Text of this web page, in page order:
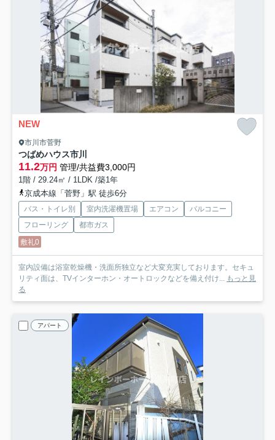
NEW
市川市菅野
つばめハウス市川
11.2万円 管理/共益費3,000円
1階 / 29.24㎡ / 1LDK /築1年
京成本線「菅野」駅 徒歩6分
バス・トイレ別 室内洗濯機置場 エアコン
バルコニー
フローリング
都市ガス
敷礼0
室内設備は浴室乾燥機・洗面所独立など大変充実しております。セキュ
リティ面は、TVインターホン・オートロックなどを備え付け... もっと見
る
アパート